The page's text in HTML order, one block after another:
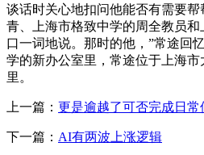
谈话时关心地扣问他能否有需要
青、上海市格致中学的周全教员
口一词地说。那时的他，”常途回
学的新办公室里，常途位于上海
里。
上一篇： 更是逾越了可否完成日常
下一篇： AI有两波上涨逻辑